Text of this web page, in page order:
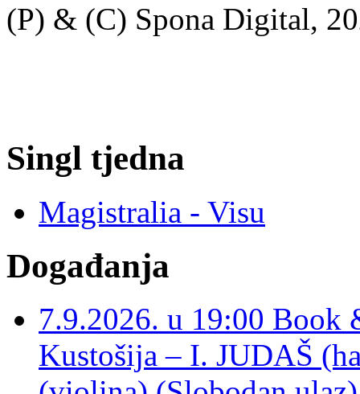
(P) & (C) Spona Digital,
Singl tjedna
Magistralia - Visu
Događanja
7.9.2026. u 19:00 Book
Kustošija – I. JUDAŠ